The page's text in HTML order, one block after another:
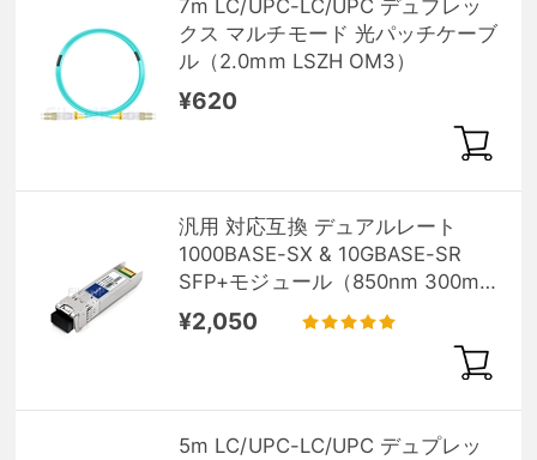
7m LC/UPC-LC/UPC デュプレッ
クス マルチモード 光パッチケーブ
ル（2.0mm LSZH OM3）
¥620
汎用 対応互換 デュアルレート
1000BASE-SX & 10GBASE-SR
SFP+モジュール（850nm 300m
DOM）
¥2,050
5m LC/UPC-LC/UPC デュプレッ